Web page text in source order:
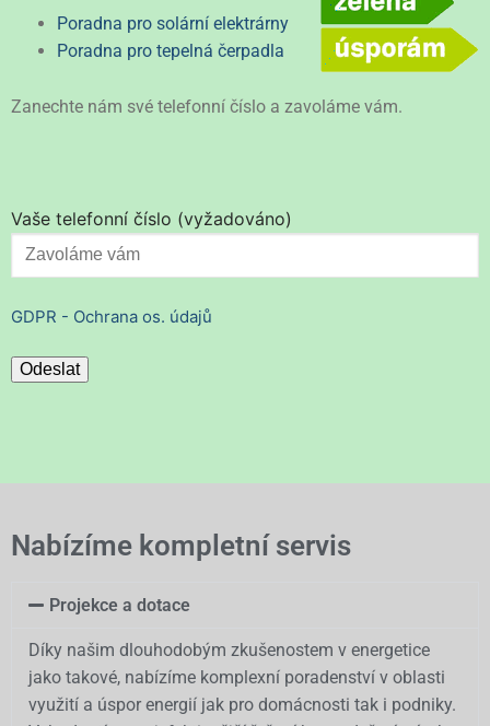
Poradna pro solární elektrárny
Poradna pro tepelná čerpadla
Zanechte nám své telefonní číslo a zavoláme vám.
Vaše telefonní číslo (vyžadováno)
GDPR - Ochrana os. údajů
Nabízíme kompletní servis
Projekce a dotace
Díky našim dlouhodobým zkušenostem v energetice
jako takové, nabízíme komplexní poradenství v oblasti
využití a úspor energií jak pro domácnosti tak i podniky.